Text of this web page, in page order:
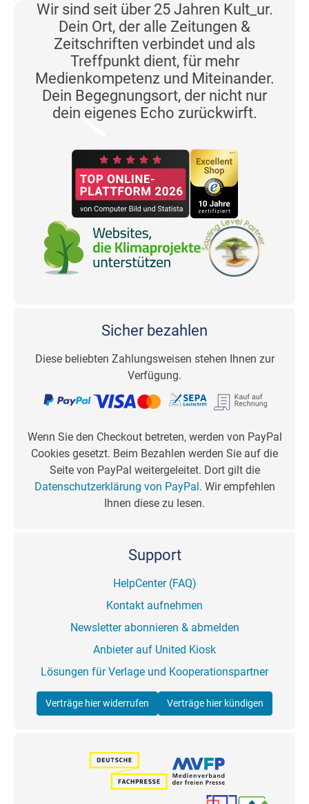
Wir sind seit über 25 Jahren Kult_ur.
Dein Ort, der alle Zeitungen &
Zeitschriften verbindet und als
Treffpunkt dient, für mehr
Medienkompetenz und Miteinander.
Dein Begegnungsort, der nicht nur
dein eigenes Echo zurückwirft.
Sicher bezahlen
Diese beliebten Zahlungsweisen stehen Ihnen zur
Verfügung.
Wenn Sie den Checkout betreten, werden von PayPal
Cookies gesetzt. Beim Bezahlen werden Sie auf die
Seite von PayPal weitergeleitet. Dort gilt die
Datenschutzerklärung von PayPal . Wir empfehlen
Ihnen diese zu lesen.
Support
HelpCenter (FAQ)
Kontakt aufnehmen
Newsletter abonnieren & abmelden
Anbieter auf United Kiosk
Lösungen für Verlage und Kooperationspartner
Verträge hier widerrufen Verträge hier kündigen